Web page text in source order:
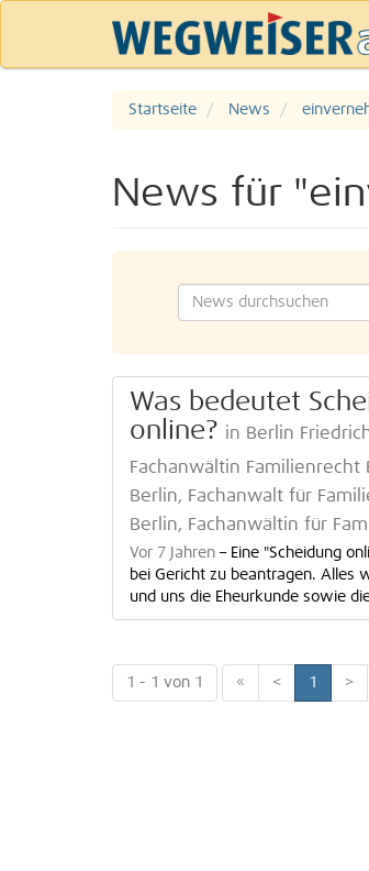
Startseite News
News für
Was bedeutet
online? in Berlin
Fachanwältin Familienrecht
Berlin, Fachanwalt für
Berlin, Fachanwältin für
Vor 7 Jahren – Eine "Scheidung
bei Gericht zu beantragen. Alles
und uns die Eheurkunde sowie
1 - 1 von 1 « < 1 >